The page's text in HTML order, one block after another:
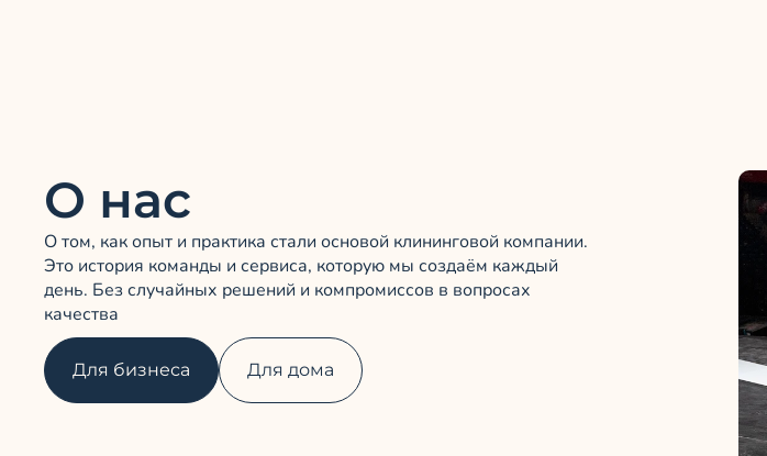
О нас
О том, как опыт и практика стали основой клининговой компании.
Это история команды и сервиса, которую мы создаём каждый
день. Без случайных решений и компромиссов в вопросах
качества
Для бизнеса Для дома